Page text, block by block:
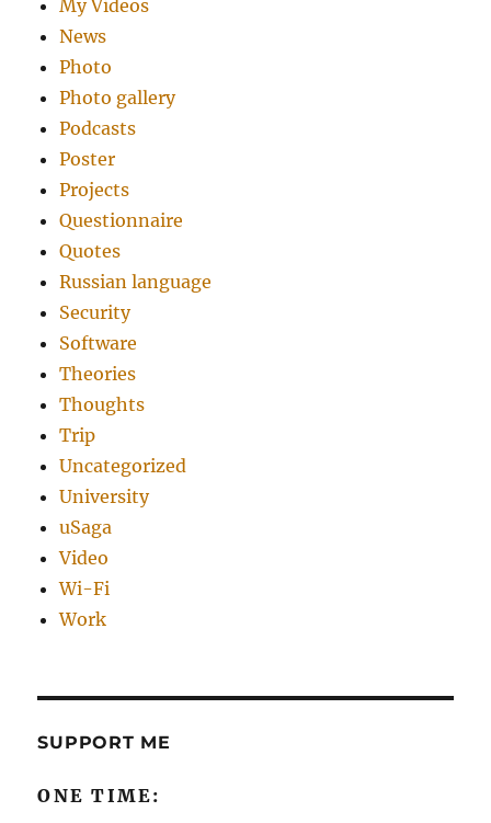
My Videos
News
Photo
Photo gallery
Podcasts
Poster
Projects
Questionnaire
Quotes
Russian language
Security
Software
Theories
Thoughts
Trip
Uncategorized
University
uSaga
Video
Wi-Fi
Work
SUPPORT ME
ONE TIME: